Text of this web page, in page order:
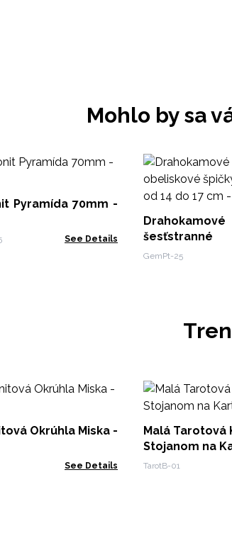
Mohlo by sa
Pyramída 70mm -
See Details
Drahokamové
šesťstranné
špičky
GemPt-25
Okrúhla Miska -
See Details
Malá Tarotová
Stojanom na
TarotB-01